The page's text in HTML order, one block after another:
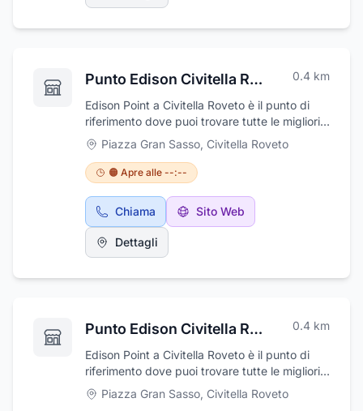
Punto Edison Civitella Roveto 0.4 km
Edison Point a Civitella Roveto è il punto di
riferimento dove puoi trovare tutte le migliori
soluzione per l'efficientamento e risparmio
energetico della tua abitazione . Soluzioni
chiavi in mano per Impianti Fotovoltaici ,
Pompe di Calore , sostituzione Caldaie ,
impianti di Climatizzazione e le migliori Offerte
per Luce E gas . I Nostri consulenti ti potranno
aiutarti in tutte le fasi , dalla consulenza fino al
disbrigo di tutte le pratiche per sfruttare i
Piazza Gran Sasso, Civitella Roveto
🟠 Apre alle --:--
Chiama Sito Web
Dettagli
Punto Edison Civitella Roveto 0.4 km
Edison Point a Civitella Roveto è il punto di
riferimento dove puoi trovare tutte le migliori
soluzione per l'efficientamento e risparmio
energetico della tua abitazione . Soluzioni
Piazza Gran Sasso, Civitella Roveto